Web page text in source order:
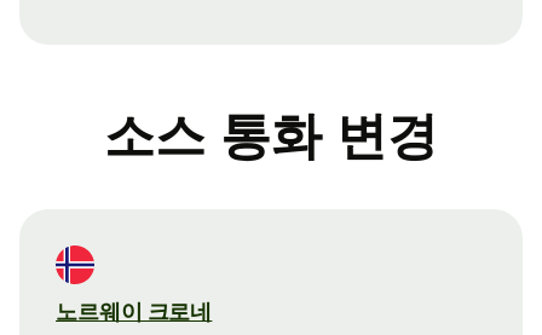
소스 통화 변경
노르웨이 크로네